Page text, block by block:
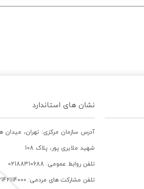
نشان های استاندارد
آدرس سازمان مرکزی: تهران،
شهيد ملايری پور، پلاک 108
تلفن روابط عمومی: 02188310688
تلفن مشارکت های مردمی: 02142114000